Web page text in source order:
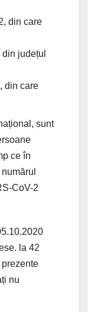
din care
județul
din care
sunt
ce în
CoV-2
la 42
nu